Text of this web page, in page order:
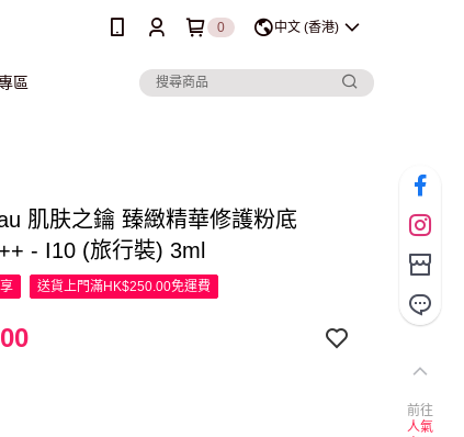
0 中文 (香港)
區
肌肤之鑰 臻緻精華修護粉底
- I10 (旅行裝) 3ml
送貨上門滿HK$250.00免運費
前往
人氣